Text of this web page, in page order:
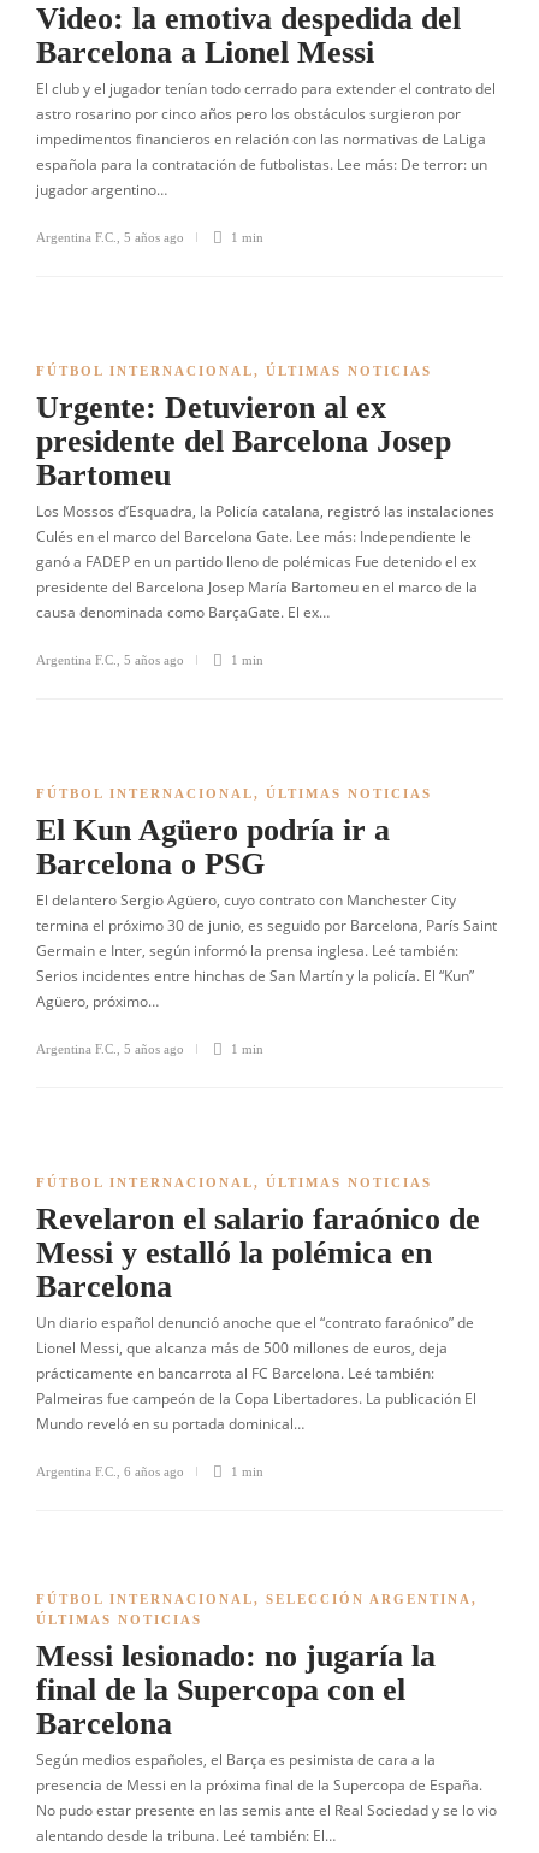
Video: la emotiva despedida del
Barcelona a Lionel Messi
El club y el jugador tenían todo cerrado para extender el contrato del
astro rosarino por cinco años pero los obstáculos surgieron por
impedimentos financieros en relación con las normativas de LaLiga
española para la contratación de futbolistas. Lee más: De terror: un
jugador argentino…
Argentina F.C. 5 años ago 1 min
FÚTBOL INTERNACIONAL, ÚLTIMAS NOTICIAS
Urgente: Detuvieron al ex
presidente del Barcelona Josep
Bartomeu
Los Mossos d’Esquadra, la Policía catalana, registró las instalaciones
Culés en el marco del Barcelona Gate. Lee más: Independiente le
ganó a FADEP en un partido lleno de polémicas Fue detenido el ex
presidente del Barcelona Josep María Bartomeu en el marco de la
causa denominada como BarçaGate. El ex…
Argentina F.C. 5 años ago 1 min
FÚTBOL INTERNACIONAL, ÚLTIMAS NOTICIAS
El Kun Agüero podría ir a
Barcelona o PSG
El delantero Sergio Agüero, cuyo contrato con Manchester City
termina el próximo 30 de junio, es seguido por Barcelona, París Saint
Germain e Inter, según informó la prensa inglesa. Leé también:
Serios incidentes entre hinchas de San Martín y la policía. El “Kun”
Agüero, próximo…
Argentina F.C. 5 años ago 1 min
FÚTBOL INTERNACIONAL, ÚLTIMAS NOTICIAS
Revelaron el salario faraónico de
Messi y estalló la polémica en
Barcelona
Un diario español denunció anoche que el “contrato faraónico” de
Lionel Messi, que alcanza más de 500 millones de euros, deja
prácticamente en bancarrota al FC Barcelona. Leé también:
Palmeiras fue campeón de la Copa Libertadores. La publicación El
Mundo reveló en su portada dominical…
Argentina F.C. 6 años ago 1 min
FÚTBOL INTERNACIONAL, SELECCIÓN ARGENTINA ,
ÚLTIMAS NOTICIAS
Messi lesionado: no jugaría la
final de la Supercopa con el
Barcelona
Según medios españoles, el Barça es pesimista de cara a la
presencia de Messi en la próxima final de la Supercopa de España.
No pudo estar presente en las semis ante el Real Sociedad y se lo vio
alentando desde la tribuna. Leé también: El…